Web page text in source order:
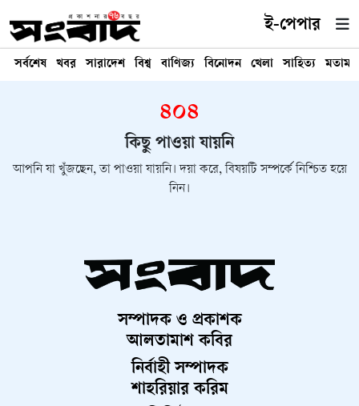
ই-পেপার
সর্বশেষ খবর সারাদেশ বিশ্ব বাণিজ্য বিনোদন খেলা সাহিত্য মতামত
৪০৪
কিছু পাওয়া যায়নি
আপনি যা খুঁজছেন, তা পাওয়া যায়নি। দয়া করে, বিষয়টি সম্পর্কে নিশ্চিত হয়ে
নিন।
সম্পাদক ও প্রকাশক
আলতামাশ কবির
নির্বাহী সম্পাদক
শাহরিয়ার করিম